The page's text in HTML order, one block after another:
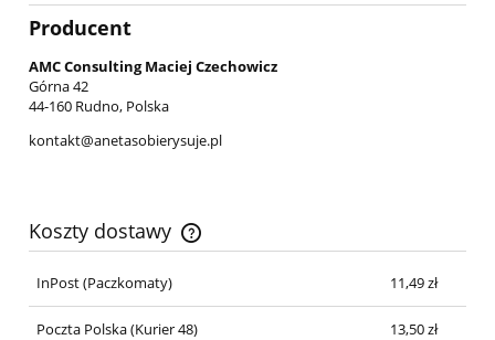
Producent
AMC Consulting Maciej Czechowicz
Górna 42
44-160 Rudno, Polska
kontakt@anetasobierysuje.pl
Koszty dostawy
Cena nie zawiera ewentualnych kosztów płatności
InPost(Paczkomaty) 11,49 zł
Poczta Polska(Kurier 48) 13,50 zł